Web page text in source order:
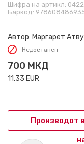
Шифра на артикл:
Баркод:
Автор: Маргарет
Недостапен
700 МКД
11,33 EUR
Производот